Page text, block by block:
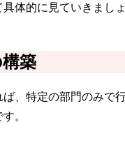
体的に見ていきましょ
築
、特定の部門のみで
。